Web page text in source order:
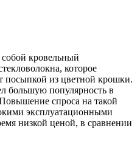
собой кровельный
которое
посыпкой из цветной крошки.
большую популярность в
спроса на такой
эксплуатационными
низкой ценой, в сравнении